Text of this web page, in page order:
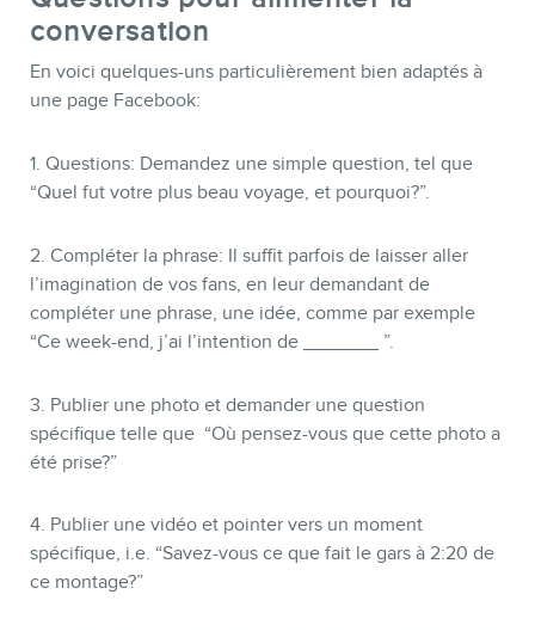
conversation
En voici quelques-uns particulièrement bien adaptés à
une page Facebook:
1. Questions: Demandez une simple question, tel que
“Quel fut votre plus beau voyage, et pourquoi?”.
2. Compléter la phrase: Il suffit parfois de laisser aller
l’imagination de vos fans, en leur demandant de
compléter une phrase, une idée, comme par exemple
“Ce week-end, j’ai l’intention de _______ ”.
3. Publier une photo et demander une question
spécifique telle que “Où pensez-vous que cette photo a
été prise?”
4. Publier une vidéo et pointer vers un moment
spécifique, i.e. “Savez-vous ce que fait le gars à 2:20 de
ce montage?”